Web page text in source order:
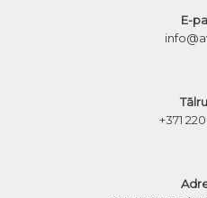
E-
+371